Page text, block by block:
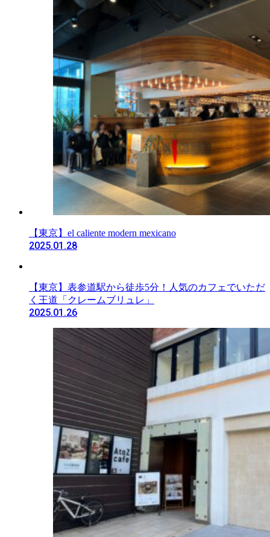
【東京】el caliente modern mexicano
2025.01.28
【東京】表参道駅から徒歩5分！人気のカフェでいただ
く王道「クレームブリュレ」
2025.01.26